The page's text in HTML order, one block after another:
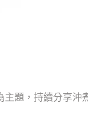
題，持續分享